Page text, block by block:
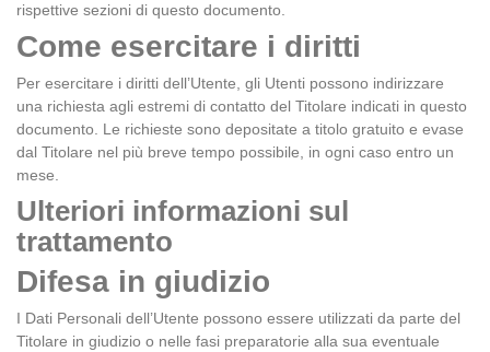
rispettive sezioni di questo documento.
Come esercitare i diritti
Per esercitare i diritti dell’Utente, gli Utenti possono indirizzare
una richiesta agli estremi di contatto del Titolare indicati in questo
documento. Le richieste sono depositate a titolo gratuito e evase
dal Titolare nel più breve tempo possibile, in ogni caso entro un
mese.
Ulteriori informazioni sul
trattamento
Difesa in giudizio
I Dati Personali dell’Utente possono essere utilizzati da parte del
Titolare in giudizio o nelle fasi preparatorie alla sua eventuale